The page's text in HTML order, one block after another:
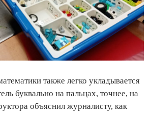
также легко укладывается
буквально на пальцах, точнее, на
объяснил журналисту, как